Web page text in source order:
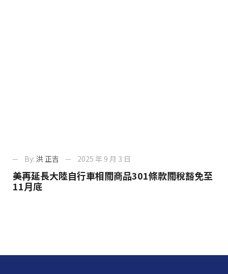
By: 洪 正吉 2025 年 9 月 3 日
美再延長大陸自行車相關商品301條款關稅豁免至
11月底